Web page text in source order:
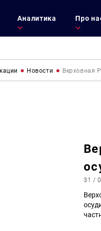
Аналитика Про
Новости Верховная
31 /